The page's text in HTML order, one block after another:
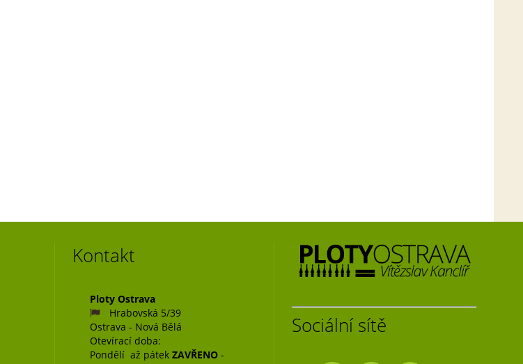
Kontakt
Ploty Ostrava
Hrabovská 5/39
Ostrava - Nová Bělá
Otevírací doba:
Pondělí až pátek ZAVŘENO -
Sociální sítě